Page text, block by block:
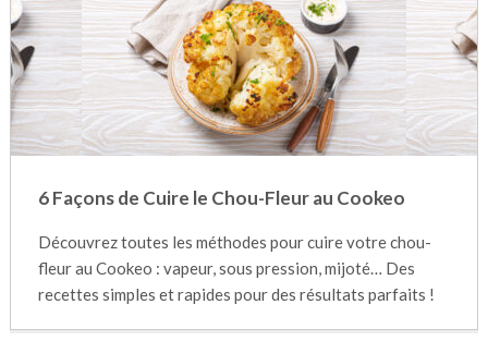
6 Façons de Cuire le Chou-Fleur au Cookeo
Découvrez toutes les méthodes pour cuire votre chou-
fleur au Cookeo : vapeur, sous pression, mijoté… Des
recettes simples et rapides pour des résultats parfaits !